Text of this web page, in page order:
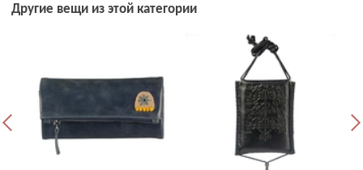
Другие вещи из этой категории